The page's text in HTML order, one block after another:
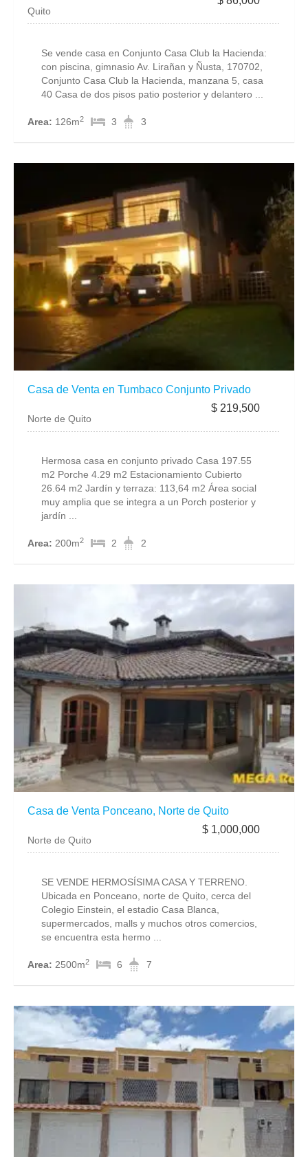
Quito
Se vende casa en Conjunto Casa Club la Hacienda:
con piscina, gimnasio Av. Lirañan y Ñusta, 170702,
Conjunto Casa Club la Hacienda, manzana 5, casa
40 Casa de dos pisos patio posterior y delantero ...
Area: 126m2 3 3
Casa de Venta en Tumbaco Conjunto Privado
$ 219,500
Norte de Quito
Hermosa casa en conjunto privado Casa 197.55
m2 Porche 4.29 m2 Estacionamiento Cubierto
26.64 m2 Jardín y terraza: 113,64 m2 Área social
muy amplia que se integra a un Porch posterior y
jardín ...
Area: 200m2 2 2
Casa de Venta Ponceano, Norte de Quito
$ 1,000,000
Norte de Quito
SE VENDE HERMOSÍSIMA CASA Y TERRENO.
Ubicada en Ponceano, norte de Quito, cerca del
Colegio Einstein, el estadio Casa Blanca,
supermercados, malls y muchos otros comercios,
se encuentra esta hermo ...
Area: 2500m2 6 7